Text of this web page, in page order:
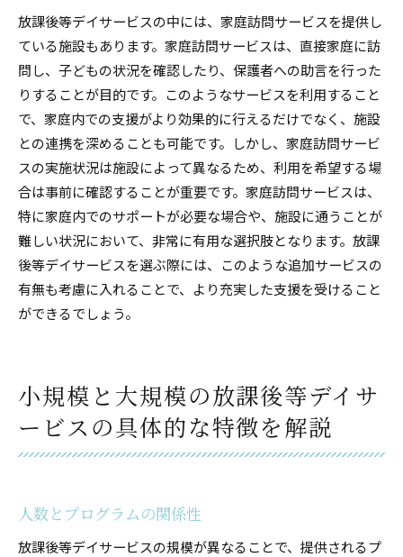
放課後等デイサービスの中には、家庭訪問サービスを提供し
ている施設もあります。家庭訪問サービスは、直接家庭に訪
問し、子どもの状況を確認したり、保護者への助言を行った
りすることが目的です。このようなサービスを利用すること
で、家庭内での支援がより効果的に行えるだけでなく、施設
との連携を深めることも可能です。しかし、家庭訪問サービ
スの実施状況は施設によって異なるため、利用を希望する場
合は事前に確認することが重要です。家庭訪問サービスは、
特に家庭内でのサポートが必要な場合や、施設に通うことが
難しい状況において、非常に有用な選択肢となります。放課
後等デイサービスを選ぶ際には、このような追加サービスの
有無も考慮に入れることで、より充実した支援を受けること
ができるでしょう。
小規模と大規模の放課後等デイサ
ービスの具体的な特徴を解説
人数とプログラムの関係性
放課後等デイサービスの規模が異なることで、提供されるプ